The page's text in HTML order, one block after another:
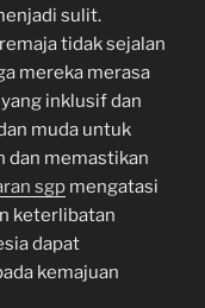
sulit.
tidak sejalan
mereka merasa
inklusif dan
muda untuk
dan memastikan
sgp mengatasi
keterlibatan
dapat
kemajuan